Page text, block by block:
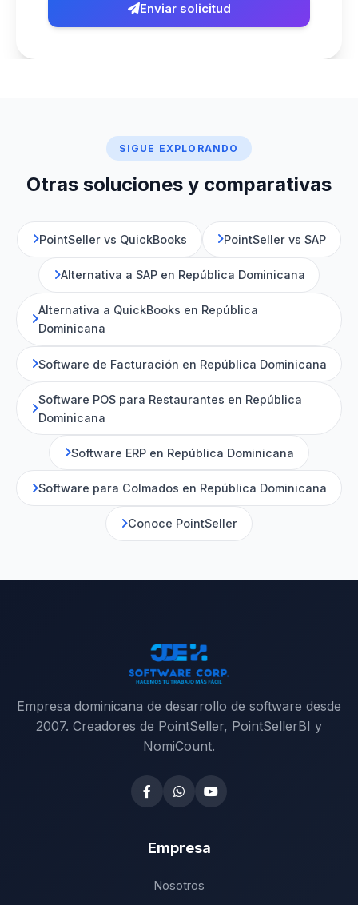
Enviar solicitud
SIGUE EXPLORANDO
Otras soluciones y comparativas
PointSeller vs QuickBooks PointSeller vs SAP
Alternativa a SAP en República Dominicana
Alternativa a QuickBooks en República
Dominicana
Software de Facturación en República Dominicana
Software POS para Restaurantes en República
Dominicana
Software ERP en República Dominicana
Software para Colmados en República Dominicana
Conoce PointSeller
Empresa dominicana de desarrollo de software desde
2007. Creadores de PointSeller, PointSellerBI y
NomiCount.
Empresa
Nosotros